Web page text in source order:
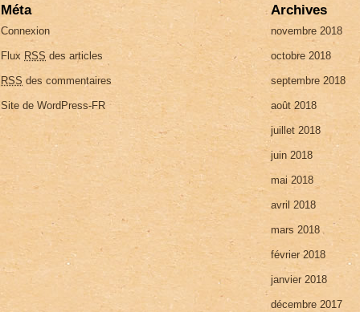
Méta
Connexion
Flux RSS des articles
RSS des commentaires
Site de WordPress-FR
Archives
novembre 2018
octobre 2018
septembre 2018
août 2018
juillet 2018
juin 2018
mai 2018
avril 2018
mars 2018
février 2018
janvier 2018
décembre 2017